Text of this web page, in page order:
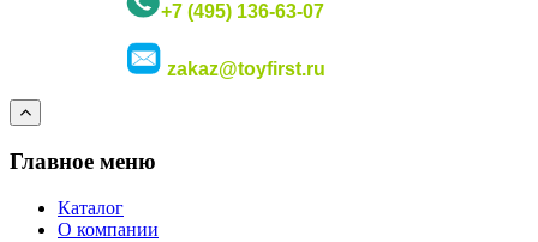
+7 (495) 136-63-07
zakaz@toyfirst.ru
Главное меню
Каталог
О компании